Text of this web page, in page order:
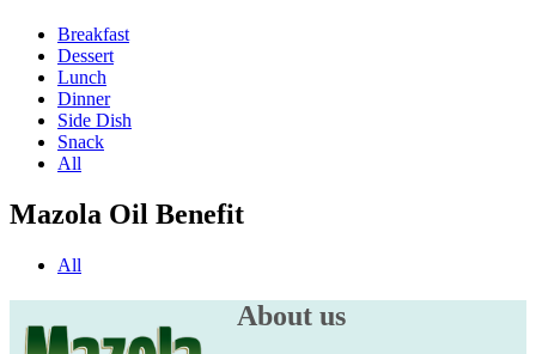
Breakfast
Dessert
Lunch
Dinner
Side Dish
Snack
All
Mazola Oil Benefit
All
About us